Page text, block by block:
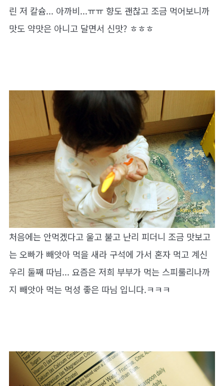
린 저 칼슘... 아까비...ㅠㅠ 향도 괜찮고 조금 먹어보니까
맛도 약맛은 아니고 달면서 신맛? ㅎㅎㅎ
처음에는 안먹겠다고 울고 불고 난리 피더니 조금 맛보고
는 오빠가 빼앗아 먹을 새라 구석에 가서 혼자 먹고 계신
우리 둘째 따님... 요즘은 저희 부부가 먹는 스피룰리나까
지 빼앗아 먹는 먹성 좋은 따님 입니다.ㅋㅋㅋ